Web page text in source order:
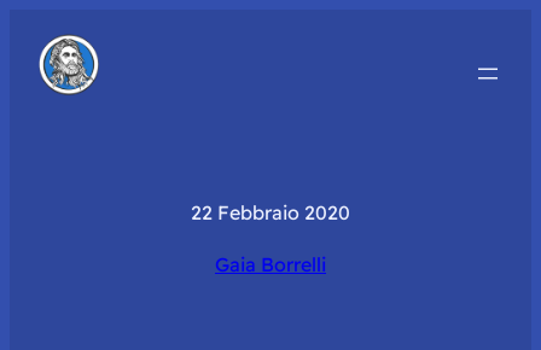
22 Febbraio 2020
Gaia Borrelli